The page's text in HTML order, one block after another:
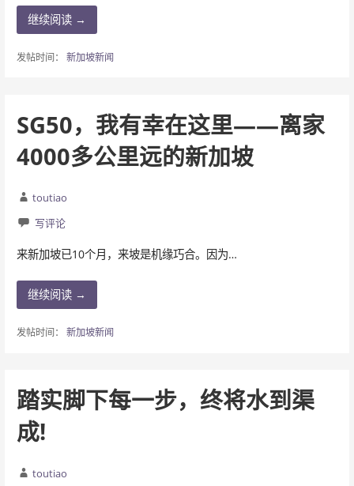
继续阅读 →
发帖时间： 新加坡新闻
SG50，我有幸在这里——离家
4000多公里远的新加坡
toutiao
写评论
来新加坡已10个月，来坡是机缘巧合。因为…
继续阅读 →
发帖时间： 新加坡新闻
踏实脚下每一步，终将水到渠
成!
toutiao